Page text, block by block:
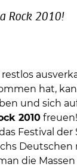
Rock 2010!
hat,
und sich
2010freuen!
Festival der
Deutschen
die